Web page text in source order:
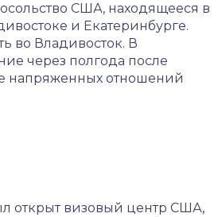
США, находящееся в
и Екатеринбурге.
во Владивосток. В
через полгода после
напряженных отношений
открыт визовый центр США,